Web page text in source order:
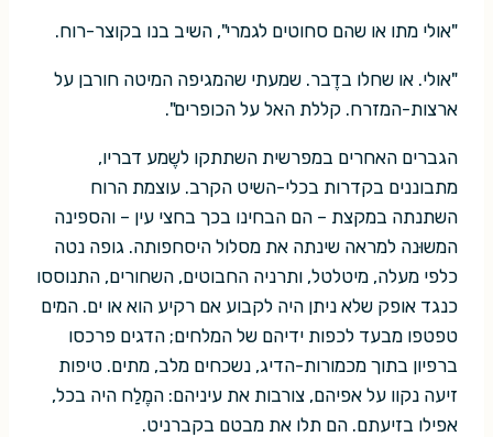
"אולי מתו או שהם סחוטים לגמרי", השיב בנו בקוצר-רוח.
"אולי. או שחלו בדֶבר. שמעתי שהמגיפה המיטה חורבן על
ארצות-המזרח. קללת האל על הכופרים".
הגברים האחרים במפרשית השתתקו לשֶמע דבריו,
מתבוננים בקדרות בכלי-השיט הקרב. עוצמת הרוח
השתנתה במקצת – הם הבחינו בכך בחצי עין – והספינה
המשוּנה למראה שינתה את מסלול היסחפותה. גופה נטה
כלפי מעלה, מיטלטל, ותרניה החבוטים, השחורים, התנוססו
כנגד אופק שלא ניתן היה לקבוע אם רקיע הוא או ים. המים
טפטפו מבעד לכפות ידיהם של המלחים; הדגים פרכסו
ברפיון בתוך מכמורות-הדיג, נשכחים מלב, מתים. טיפות
זיעה נקוו על אפיהם, צורבות את עיניהם: המֶלַח היה בכל,
אפילו בזיעתם. הם תלו את מבטם בקברניט.